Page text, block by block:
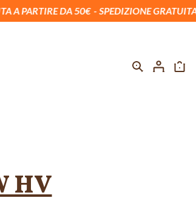
50€ SPEDIZIONE GRATUITA A PARTIRE
HV